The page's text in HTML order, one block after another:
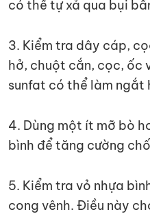
có thể tự xả qua bụi
3. Kiểm tra dây cáp,
hở, chuột cắn, cọc, ốc
sunfat có thể làm ngắt
4. Dùng một ít mỡ bò
bình để tăng cường
5. Kiểm tra vỏ nhựa
cong vênh. Điều này